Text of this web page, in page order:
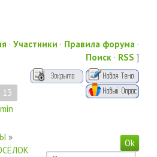
· Участники · Правила форума ·
Поиск · RSS ]
13
»